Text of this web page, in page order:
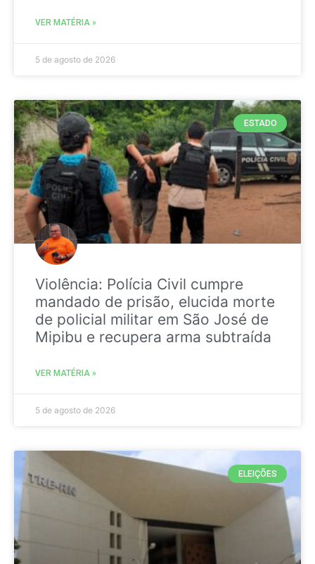
VER MATÉRIA »
5 de agosto de 2026
ESTADO
Violência: Polícia Civil cumpre
mandado de prisão, elucida morte
de policial militar em São José de
Mipibu e recupera arma subtraída
VER MATÉRIA »
5 de agosto de 2026
ELEIÇÕES